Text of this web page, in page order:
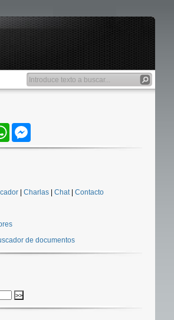
WhatsApp
Charlas Chat| Contacto
de documentos